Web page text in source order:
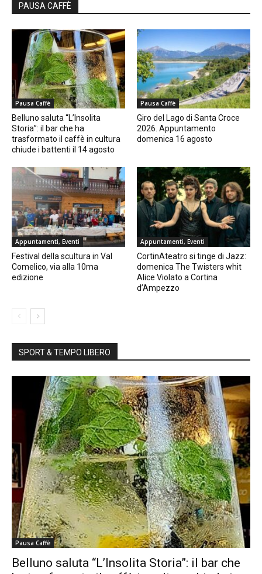
PAUSA CAFFÈ
Pausa Caffè
Belluno saluta “L’Insolita
Storia”: il bar che ha
trasformato il caffè in cultura
chiude i battenti il 14 agosto
Pausa Caffè
Giro del Lago di Santa Croce
2026. Appuntamento
domenica 16 agosto
Appuntamenti, Eventi
Festival della scultura in Val
Comelico, via alla 10ma
edizione
Appuntamenti, Eventi
CortinAteatro si tinge di Jazz:
domenica The Twisters whit
Alice Violato a Cortina
d’Ampezzo
SPORT & TEMPO LIBERO
Pausa Caffè
Belluno saluta “L’Insolita Storia”: il bar che